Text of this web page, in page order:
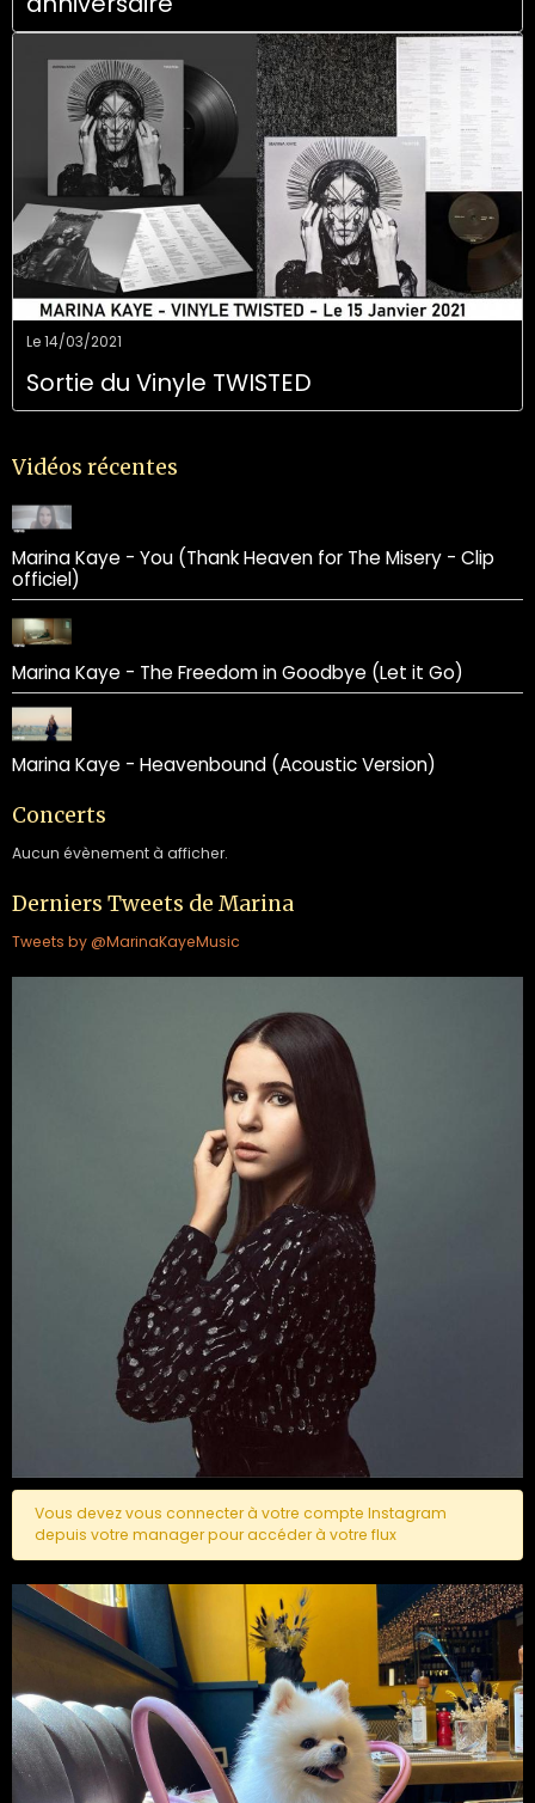
Le 14/03/2021
Sortie du Vinyle TWISTED
Vidéos récentes
Marina Kaye - You (Thank Heaven for The Misery - Clip
officiel)
Marina Kaye - The Freedom in Goodbye (Let it Go)
Marina Kaye - Heavenbound (Acoustic Version)
Concerts
Aucun évènement à afficher.
Derniers Tweets de Marina
Tweets by @MarinaKayeMusic
Vous devez vous connecter à votre compte Instagram
depuis votre manager pour accéder à votre flux